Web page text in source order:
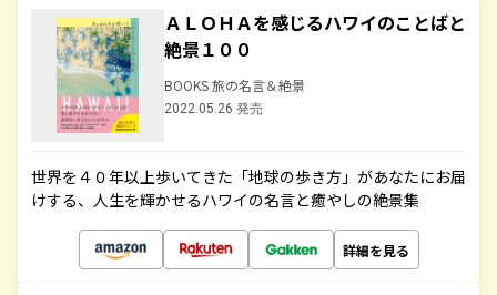
ＡＬＯＨＡを感じるハワイのことばと
絶景１００
BOOKS 旅の名言＆絶景
2022.05.26 発売
世界を４０年以上歩いてきた「地球の歩き方」があなたにお届
けする、人生を輝かせるハワイの名言と癒やしの絶景集
詳細を見る